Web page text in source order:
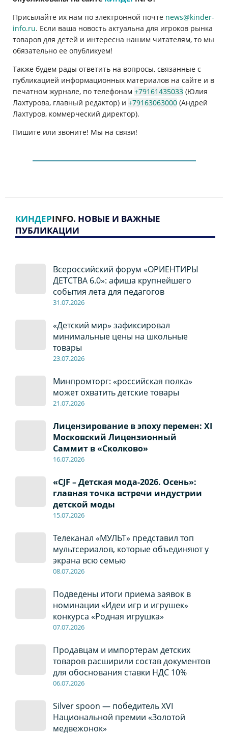
Присылайте их нам по электронной почте news@kinder-
info.ru. Если ваша новость актуальна для игроков рынка
товаров для детей и интересна нашим читателям, то мы
обязательно ее опубликуем!
Также будем рады ответить на вопросы, связанные с
публикацией информационных материалов на сайте и в
печатном журнале, по телефонам +79161435033 (Юлия
Лахтурова, главный редактор) и +79163063000 (Андрей
Лахтуров, коммерческий директор).
Пишите или звоните! Мы на связи!
КИНДЕРINFO. НОВЫЕ И ВАЖНЫЕ
ПУБЛИКАЦИИ
Всероссийский форум «ОРИЕНТИРЫ
ДЕТСТВА 6.0»: афиша крупнейшего
события лета для педагогов
31.07.2026
«Детский мир» зафиксировал
минимальные цены на школьные
товары
23.07.2026
Минпромторг: «российская полка»
может охватить детские товары
21.07.2026
Лицензирование в эпоху перемен: XI
Московский Лицензионный
Саммит в «Сколково»
16.07.2026
«CJF – Детская мода-2026. Осень»:
главная точка встречи индустрии
детской моды
15.07.2026
Телеканал «МУЛЬТ» представил топ
мультсериалов, которые объединяют у
экрана всю семью
08.07.2026
Подведены итоги приема заявок в
номинации «Идеи игр и игрушек»
конкурса «Родная игрушка»
07.07.2026
Продавцам и импортерам детских
товаров расширили состав документов
для обоснования ставки НДС 10%
06.07.2026
Silver spoon — победитель XVI
Национальной премии «Золотой
медвежонок»